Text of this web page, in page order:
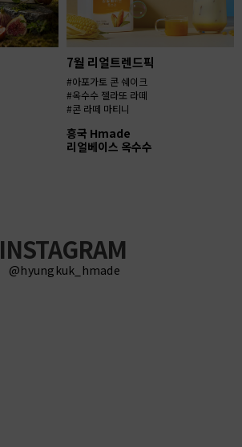
7월 리얼트렌드픽
#아포가토 콘 쉐이크
#옥수수 젤라또 라떼
#콘 라떼 마티니
흥국 Hmade
리얼베이스 옥수수
INSTAGRAM
@hyungkuk_hmade